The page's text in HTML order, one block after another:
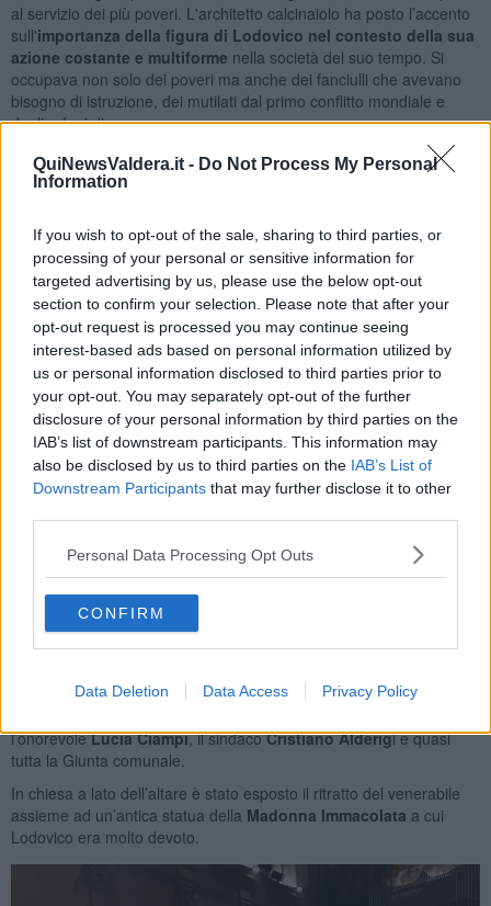
QuiNewsValdera.it - Do Not Process My Personal
Information
If you wish to opt-out of the sale, sharing to third parties, or
processing of your personal or sensitive information for
targeted advertising by us, please use the below opt-out
section to confirm your selection. Please note that after your
opt-out request is processed you may continue seeing
interest-based ads based on personal information utilized by
us or personal information disclosed to third parties prior to
your opt-out. You may separately opt-out of the further
disclosure of your personal information by third parties on the
IAB’s list of downstream participants. This information may
also be disclosed by us to third parties on the IAB’s List of
Downstream Participants that may further disclose it to other
Personal Data Processing Opt Outs
CONFIRM
Data Deletion Data Access Privacy Policy
al servizio dei più poveri. L'architetto calcinaiolo ha posto l’accento
sull'importanza della figura di Lodovico nel contesto della sua
azione costante e multiforme nella società del suo tempo. Si
occupava non solo dei poveri ma anche dei fanciulli che avevano
bisogno di istruzione, dei mutilati dal primo conflitto mondiale e
degli orfani di guerra.
Provvidenziale per le ricerche di Ristori è stato ilritrovamento di
alcuni documenti autografi di Coccapani
nelle soffitte della sede
“manna dal cielo”.
Al termine della presentazione i presenti si sono spostati nella
celebrata dall’arcivescovo di PisaMonsignor Giovanni Paolo
l’onorevoleLucia Ciampi, il sindacoCristiano Alderigi e quasi
tutta la Giunta comunale.
In chiesa a lato dell’altare è stato esposto il ritratto del venerabile
assieme ad un’antica statua della Madonna Immacolata a cui
Lodovico era molto devoto.